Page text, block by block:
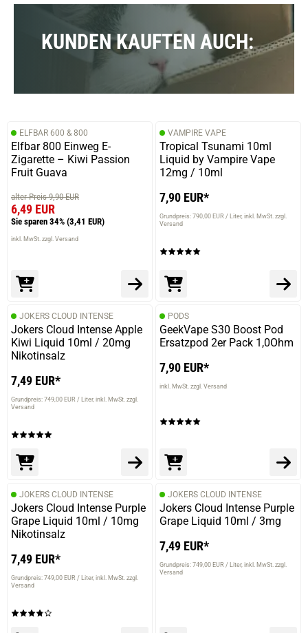
KUNDEN KAUFTEN AUCH:
ELFBAR 600 & 800
Elfbar 800 Einweg E-
Zigarette – Kiwi Passion
Fruit Guava
alter Preis 9,90 EUR
6,49 EUR
Sie sparen 34% (3,41 EUR)
inkl. MwSt. zzgl. Versand
VAMPIRE VAPE
Tropical Tsunami 10ml
Liquid by Vampire Vape
12mg / 10ml
7,90 EUR*
Grundpreis: 790,00 EUR / Liter inkl. MwSt. zzgl.
Versand
JOKERS CLOUD INTENSE
Jokers Cloud Intense Apple
Kiwi Liquid 10ml / 20mg
Nikotinsalz
7,49 EUR*
Grundpreis: 749,00 EUR / Liter inkl. MwSt. zzgl.
Versand
PODS
GeekVape S30 Boost Pod
Ersatzpod 2er Pack 1,0Ohm
7,90 EUR*
inkl. MwSt. zzgl. Versand
JOKERS CLOUD INTENSE
Jokers Cloud Intense Purple
Grape Liquid 10ml / 10mg
Nikotinsalz
7,49 EUR*
Grundpreis: 749,00 EUR / Liter inkl. MwSt. zzgl.
Versand
JOKERS CLOUD INTENSE
Jokers Cloud Intense Purple
Grape Liquid 10ml / 3mg
7,49 EUR*
Grundpreis: 749,00 EUR / Liter inkl. MwSt. zzgl.
Versand